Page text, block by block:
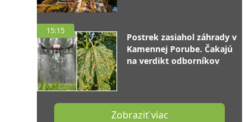
15:15
Postrek zasiahol záhrady v
Kamennej Porube. Čakajú
na verdikt odborníkov
Zobraziť viac